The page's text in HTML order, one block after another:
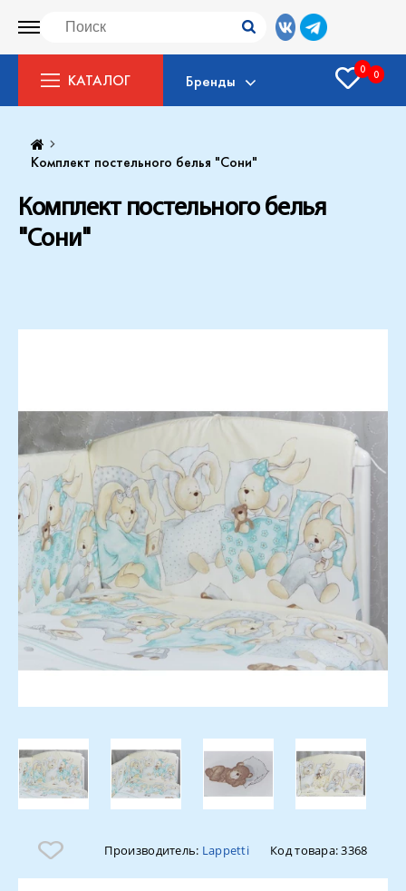
КАТАЛОГ Бренды
0 0
Комплект постельного белья "Сони"
Комплект постельного белья
"Сони"
Производитель: Lappetti Код товара:3368